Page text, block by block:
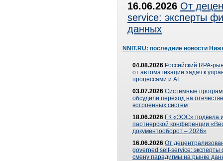
16.06.2026 От
service: эксперты
данных
NNIT.RU: последние новости
04.08.2026 Российский RPA-
от автоматизации задач к
процессами и AI
03.07.2026 Системные
обсудили переход на
встроенных систем
18.06.2026 ГК «ЭОС» подвела
партнерской конференции
документооборот – 2026»
16.06.2026 От
governed self-service: эксперты
смену парадигмы на рынке